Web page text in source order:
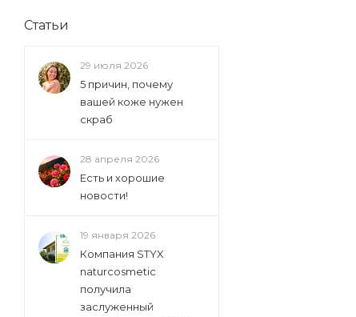
Статьи
29 июля 2026
5 причин, почему
вашей коже нужен
скраб
28 апреля 2026
Есть и хорошие
новости!
19 января 2026
Компания STYX
naturcosmetic
получила
заслуженный